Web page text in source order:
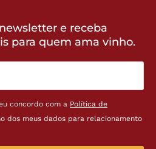
e receba
para quem ama vinho.
concordo com a Política de
dos meus dados para relacionamento